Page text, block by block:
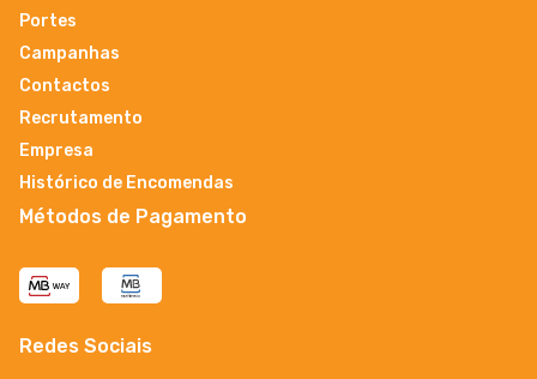
Portes
Campanhas
Contactos
Recrutamento
Empresa
Histórico de Encomendas
Métodos de Pagamento
Redes Sociais